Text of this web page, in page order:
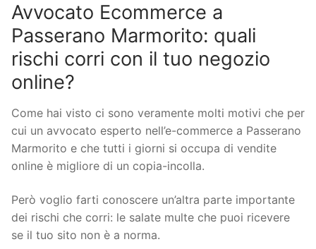
Avvocato Ecommerce a
Passerano Marmorito: quali
rischi corri con il tuo negozio
online?
Come hai visto ci sono veramente molti motivi che per
cui un avvocato esperto nell’e-commerce a Passerano
Marmorito e che tutti i giorni si occupa di vendite
online è migliore di un copia-incolla.
Però voglio farti conoscere un’altra parte importante
dei rischi che corri: le salate multe che puoi ricevere
se il tuo sito non è a norma.